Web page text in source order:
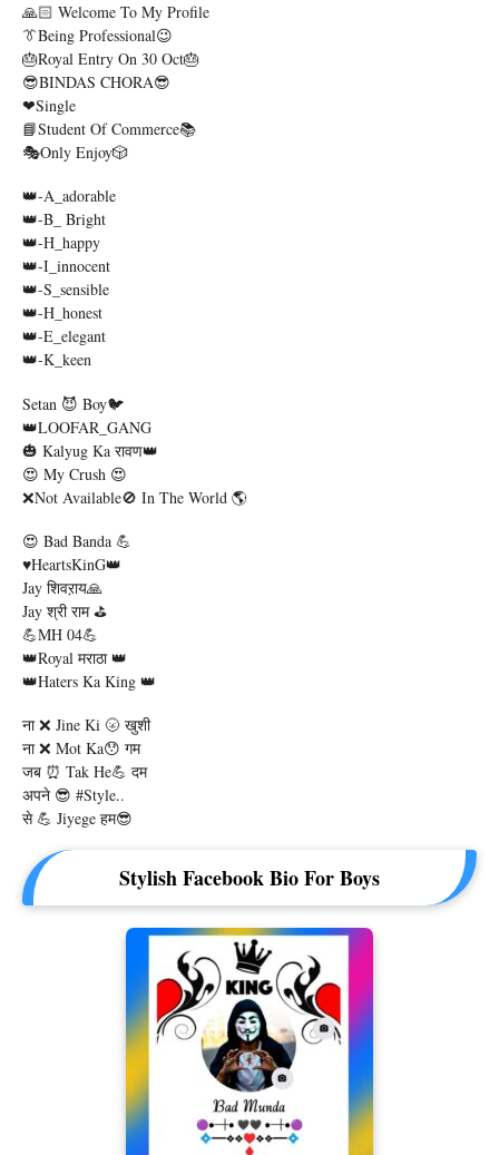
🙏🏻 Welcome To My Profile
👔Being Professional😉
🎂Royal Entry On 30 Oct🎂
😎BINDAS CHORA😎
❤Single
📘Student Of Commerce📚
🎭Only Enjoy🎲
👑-A_adorable
👑-B_ Bright
👑-H_happy
👑-I_innocent
👑-S_sensible
👑-H_honest
👑-E_elegant
👑-K_keen
Setan 😈 Boy🐦
👑LOOFAR_GANG
🎃 Kalyug Ka रावण👑
😍 My Crush 😍
❌Not Available🚫 In The World 🌎
😍 Bad Banda 💪
♥️HeartsKinG👑
Jay शिवऱाय🙏
Jay श्री राम ⛳
💪MH 04💪
👑Royal मराठा 👑
👑Haters Ka King 👑
ना ❌ Jine Ki 🌝 खुशी
ना ❌ Mot Ka😯 गम
जब ⏰ Tak He💪 दम
अपने 😎 #Style..
से 💪 Jiyege हम😎
Stylish Facebook Bio For Boys